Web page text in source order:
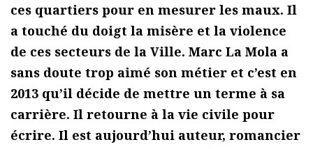
ces quartiers pour en mesurer les maux. Il
a touché du doigt la misère et la violence
de ces secteurs de la Ville. Marc La Mola a
sans doute trop aimé son métier et c’est en
2013 qu’il décide de mettre un terme à sa
carrière. Il retourne à la vie civile pour
écrire. Il est aujourd’hui auteur, romancier